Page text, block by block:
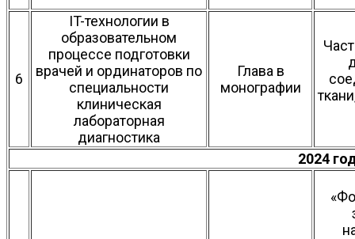
6
IT-технологии в
образовательном
процессе подготовки
врачей и ординаторов по
специальности
клиническая
лабораторная
диагностика
Глава в
монографии
2024